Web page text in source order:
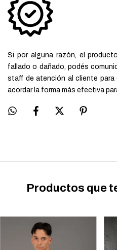
Si por alguna razón, el
fallado o dañado, podés
staff de atención al cliente para
acordar la forma más efectiva
Productos que